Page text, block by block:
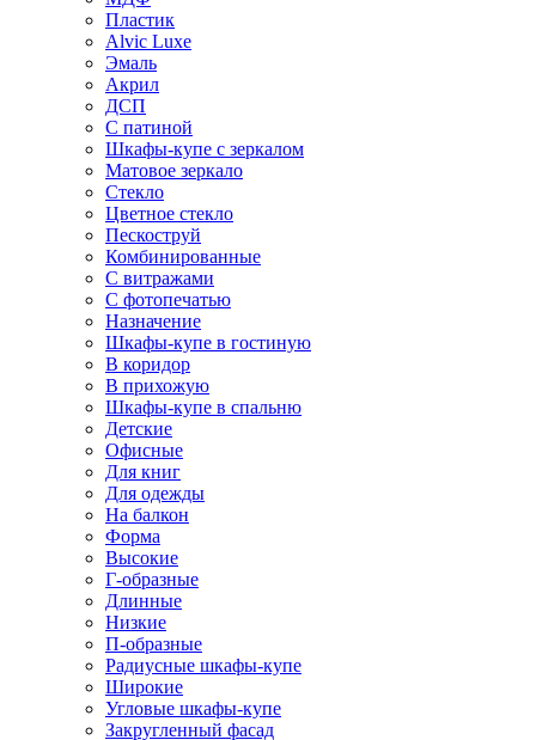
Пластик
Alvic Luxe
Эмаль
Акрил
ДСП
С патиной
Шкафы-купе с зеркалом
Матовое зеркало
Стекло
Цветное стекло
Пескоструй
Комбинированные
С витражами
С фотопечатью
Назначение
Шкафы-купе в гостиную
В коридор
В прихожую
Шкафы-купе в спальню
Детские
Офисные
Для книг
Для одежды
На балкон
Форма
Высокие
Г-образные
Длинные
Низкие
П-образные
Радиусные шкафы-купе
Широкие
Угловые шкафы-купе
Закругленный фасад